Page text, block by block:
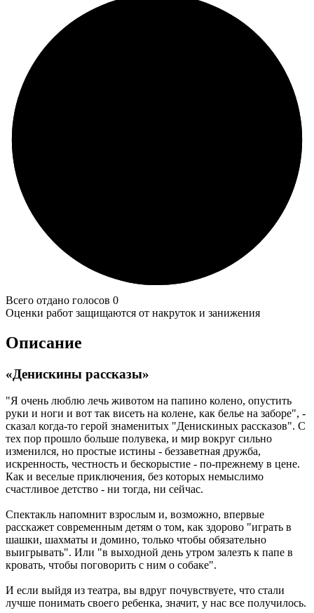
Всего отдано голосов 0
Оценки работ защищаются от накруток и занижения
Описание
«Денискины рассказы»
"Я очень люблю лечь животом на папино колено, опустить
руки и ноги и вот так висеть на колене, как белье на заборе", -
сказал когда-то герой знаменитых "Денискиных рассказов". С
тех пор прошло больше полувека, и мир вокруг сильно
изменился, но простые истины - беззаветная дружба,
искренность, честность и бескорыстие - по-прежнему в цене.
Как и веселые приключения, без которых немыслимо
счастливое детство - ни тогда, ни сейчас.
Спектакль напомнит взрослым и, возможно, впервые
расскажет современным детям о том, как здорово "играть в
шашки, шахматы и домино, только чтобы обязательно
выигрывать". Или "в выходной день утром залезть к папе в
кровать, чтобы поговорить с ним о собаке".
И если выйдя из театра, вы вдруг почувствуете, что стали
лучше понимать своего ребенка, значит, у нас все получилось.